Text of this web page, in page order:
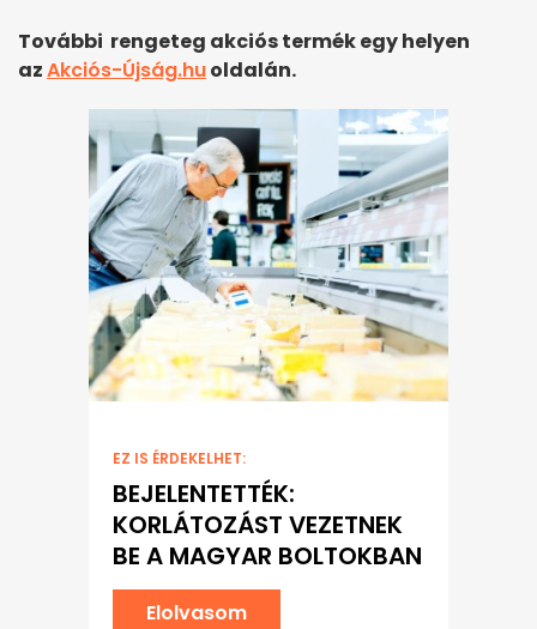
További rengeteg akciós termék egy helyen
azAkciós-Újság.huoldalán.
EZ IS ÉRDEKELHET:
BEJELENTETTÉK:
KORLÁTOZÁST VEZETNEK
BE A MAGYAR BOLTOKBAN
Elolvasom